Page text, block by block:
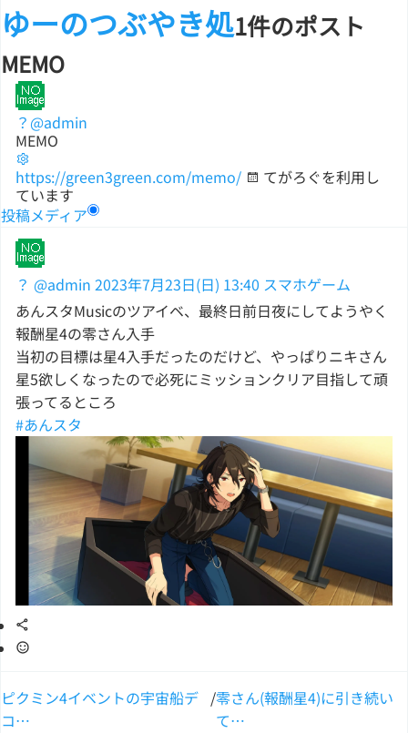
ゆーのつぶやき処1件のポスト
MEMO
？ @admin
MEMO
https://green3green.com/memo/
てがろぐを利用し
ています
投稿メディア
？ @admin 2023年7月23日(日) 13:40 スマホゲーム
あんスタMusicのツアイベ、最終日前日夜にしてようやく
報酬星4の零さん入手
当初の目標は星4入手だったのだけど、やっぱりニキさん
星5欲しくなったので必死にミッションクリア目指して頑
張ってるところ
#あんスタ
ピクミン4イベントの宇宙船デ
コ…
/零さん(報酬星4)に引き続い
て…